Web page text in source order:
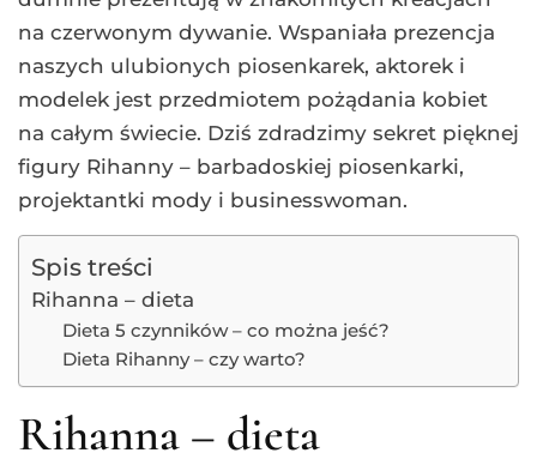
na czerwonym dywanie. Wspaniała prezencja
naszych ulubionych piosenkarek, aktorek i
modelek jest przedmiotem pożądania kobiet
na całym świecie. Dziś zdradzimy sekret pięknej
figury Rihanny – barbadoskiej piosenkarki,
projektantki mody i businesswoman.
Spis treści
Rihanna – dieta
Dieta 5 czynników – co można jeść?
Dieta Rihanny – czy warto?
Rihanna – dieta